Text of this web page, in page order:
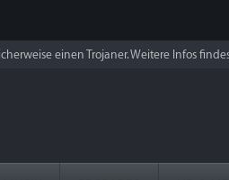
einen Trojaner. Weitere Infos